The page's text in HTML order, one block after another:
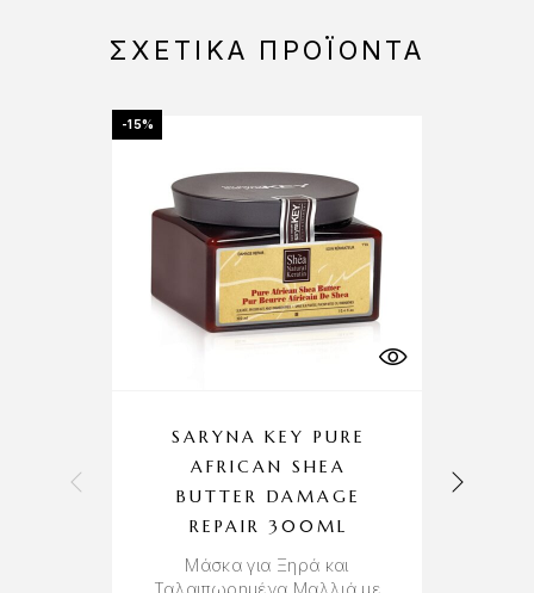
ΣΧΕΤΙΚΆ ΠΡΟΪΌΝΤΑ
-15%
SARYNA KEY PURE
AFRICAN SHEA
BUTTER DAMAGE
REPAIR 300ML
Μάσκα για Ξηρά και
Ταλαιπωρημένα Μαλλιά με